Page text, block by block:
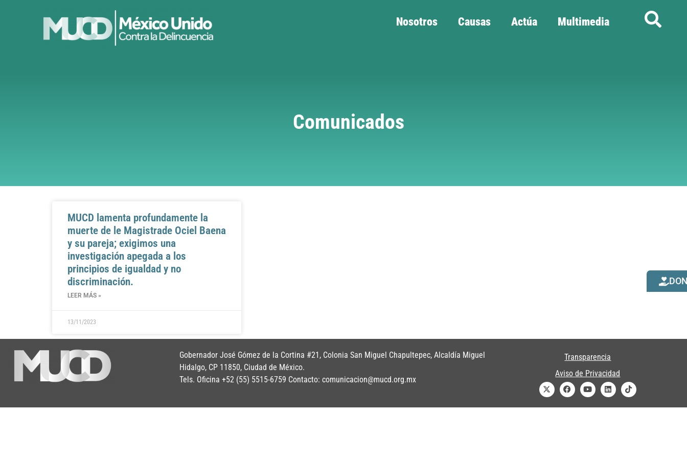
Nosotros Causas Actúa Multimedia
Comunicados
MUCD lamenta profundamente la
muerte de le Magistrade Ociel Baena
y su pareja; exigimos una
investigación apegada a los
principios de igualdad y no
discriminación.
LEER MÁS »
13/11/2023
Gobernador José Gómez de la Cortina #21, Colonia San Miguel Chapultepec, Alcaldía Miguel
Hidalgo, CP 11850, Ciudad de México.
Tels. Oficina +52 (55) 5515-6759 Contacto: comunicacion@mucd.org.mx
Transparencia
Aviso de Privacidad